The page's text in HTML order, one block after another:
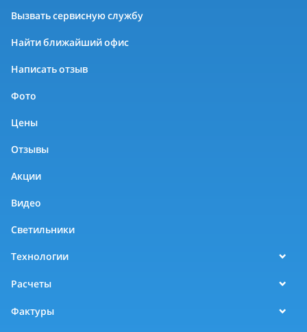
Вызвать сервисную службу
Найти ближайший офис
Написать отзыв
Фото
Цены
Отзывы
Акции
Видео
Светильники
Технологии
Расчеты
Фактуры